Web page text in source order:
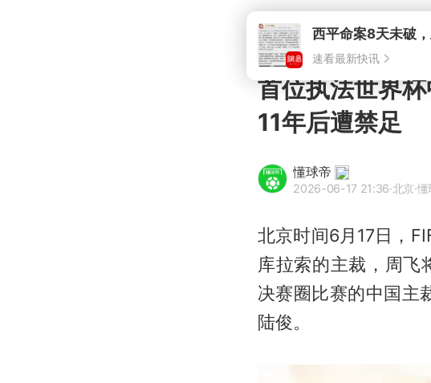
西平命案8天未破
速看最新快讯
首位执法世界
11年后遭禁足
懂球帝
2026-06-17 21:36·北京·
北京时间6月17日，
库拉索的主裁，周飞
决赛圈比赛的中国主
陆俊。